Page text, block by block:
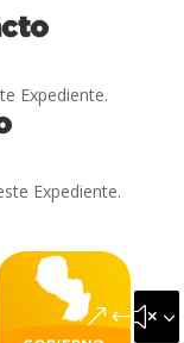
Expediente.
Expediente.